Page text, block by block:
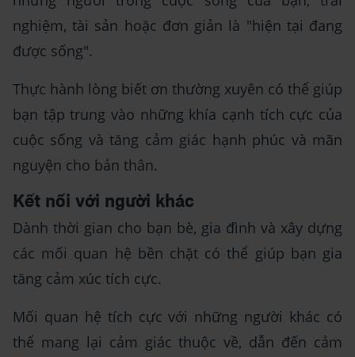
nghiệm, tài sản hoặc đơn giản là "hiện tại đang
được sống".
Thực hành lòng biết ơn thường xuyên có thể giúp
bạn tập trung vào những khía cạnh tích cực của
cuộc sống và tăng cảm giác hạnh phúc và mãn
nguyện cho bản thân.
Kết nối với người khác
Dành thời gian cho bạn bè, gia đình và xây dựng
các mối quan hệ bền chặt có thể giúp bạn gia
tăng cảm xúc tích cực.
Mối quan hệ tích cực với những người khác có
thể mang lại cảm giác thuộc về, dẫn đến cảm